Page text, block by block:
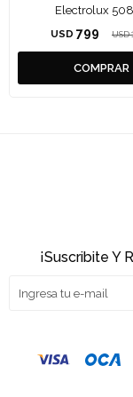
Electrolux
USD 799 USD
¡Suscribite Y